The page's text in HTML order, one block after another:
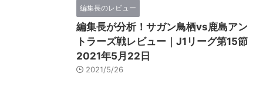
編集長のレビュー
編集長が分析！サガン鳥栖vs鹿島アン
トラーズ戦レビュー｜J1リーグ第15節
2021年5月22日
2021/5/26